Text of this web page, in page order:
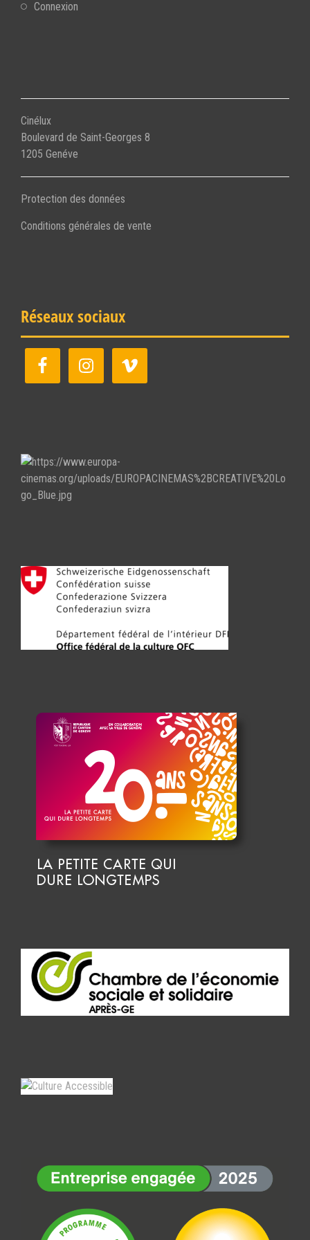
Connexion
Cinélux
Boulevard de Saint-Georges 8
1205 Genéve
Protection des données
Conditions générales de vente
Réseaux sociaux